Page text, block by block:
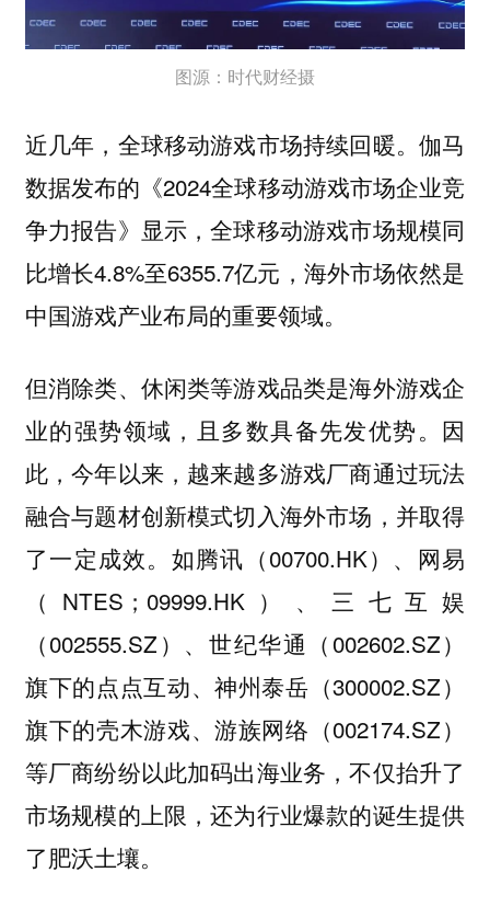
图源：时代财经摄
近几年，全球移动游戏市场持续回暖。伽马
数据发布的《2024全球移动游戏市场企业竞
争力报告》显示，全球移动游戏市场规模同
比增长4.8%至6355.7亿元，海外市场依然是
中国游戏产业布局的重要领域。
但消除类、休闲类等游戏品类是海外游戏企
业的强势领域，且多数具备先发优势。因
此，今年以来，越来越多游戏厂商通过玩法
融合与题材创新模式切入海外市场，并取得
了一定成效。如腾讯（00700.HK）、网易
（NTES；09999.HK）、三七互娱
（002555.SZ）、世纪华通（002602.SZ）
旗下的点点互动、神州泰岳（300002.SZ）
旗下的壳木游戏、游族网络（002174.SZ）
等厂商纷纷以此加码出海业务，不仅抬升了
市场规模的上限，还为行业爆款的诞生提供
了肥沃土壤。